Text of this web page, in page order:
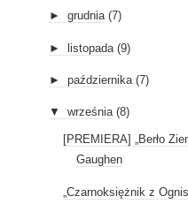
► grudnia (7)
► listopada (9)
► października (7)
▼ września (8)
[PREMIERA] „Berło
Gaughen
„Czarnoksiężnik z